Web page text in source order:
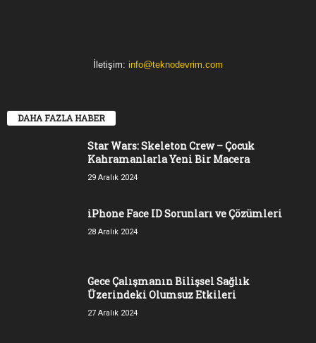
İletişim: info@teknodevrim.com
DAHA FAZLA HABER
Star Wars: Skeleton Crew – Çocuk
Kahramanlarla Yeni Bir Macera
29 Aralık 2024
iPhone Face ID Sorunları ve Çözümleri
28 Aralık 2024
Gece Çalışmanın Bilişsel Sağlık
Üzerindeki Olumsuz Etkileri
27 Aralık 2024